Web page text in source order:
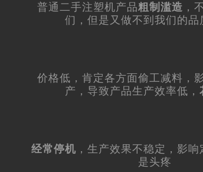
普通二手注塑机产品粗制滥造 ，
们，但是又做不到我们的品
价格低，肯定各方面偷工减料，
产，导致产品生产效率低，
经常停机 ，生产效果不稳定，影
是头疼